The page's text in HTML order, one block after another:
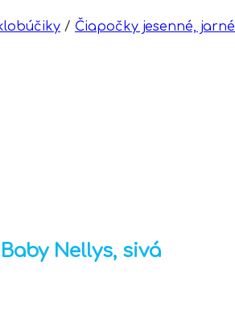
/ Čiapočky jesenné, jarné
Nellys, sivá